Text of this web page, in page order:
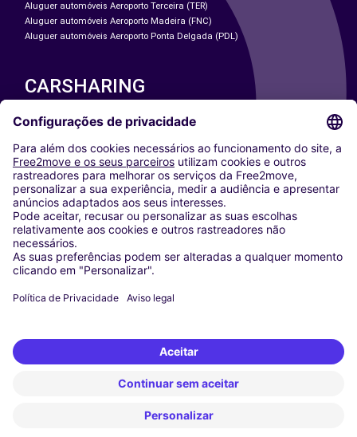
Aluguer automóveis Aeroporto Terceira (TER)
Aluguer automóveis Aeroporto Madeira (FNC)
Aluguer automóveis Aeroporto Ponta Delgada (PDL)
CARSHARING
NOSSAS CIDADES
Washington DC
Milan
Rome
Turin
Vienna
Berlin
Cologne
Dusseldorf
Frankfurt
Munich